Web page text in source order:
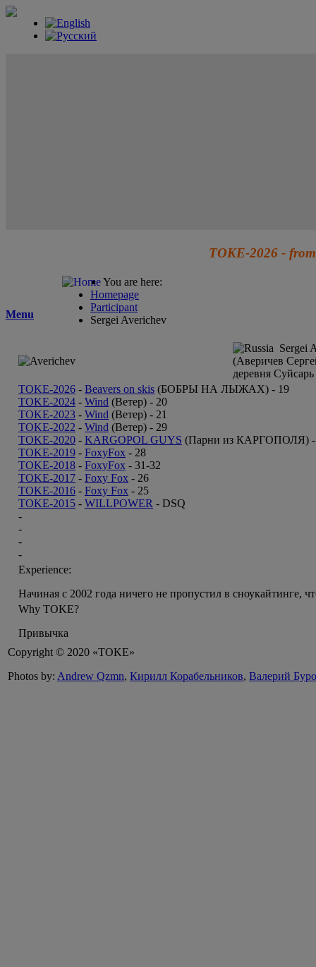
TOKE-2026 -
Menu
You are here:
Homepage
Participant
Sergei Averichev
Sergei
(Аверичев
деревня
TOKE-2026 - Beavers on skis (БОБРЫ НА ЛЫЖАХ) - 19
TOKE-2024 - Wind (Ветер) - 20
TOKE-2023 - Wind (Ветер) - 21
TOKE-2022 - Wind (Ветер) - 29
TOKE-2020 - KARGOPOL GUYS (Парни из КАРГОПОЛЯ)
TOKE-2019 - FoxyFox - 28
TOKE-2018 - FoxyFox - 31-32
TOKE-2017 - Foxy Fox - 26
TOKE-2016 - Foxy Fox - 25
TOKE-2015 - WILLPOWER - DSQ
-
-
-
-
Experience:
Начиная с 2002 года ничего не пропустил в сноукайтинге,
Why TOKE?
Привычка
Copyright © 2020 «TOKE»
Photos by: Andrew Qzmn, Кирилл Корабельников, Валерий